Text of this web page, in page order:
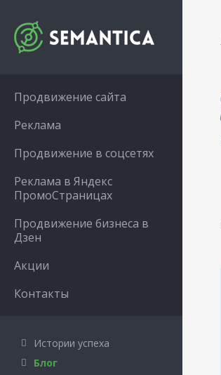
Продвижение сайта
Реклама
Продвижение в соцсетях
Реклама в Яндекс
ПромоСтраницах
Продвижение бизнеса в
Дзен
Акции
Контакты
Истории успеха
Блог